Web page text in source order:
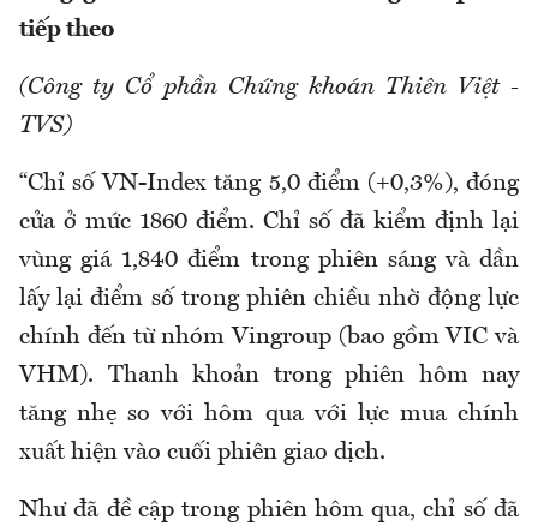
tiếp theo
(Công ty Cổ phần Chứng khoán Thiên Việt -
TVS)
“Chỉ số VN-Index tăng 5,0 điểm (+0,3%), đóng
cửa ở mức 1860 điểm. Chỉ số đã kiểm định lại
vùng giá 1,840 điểm trong phiên sáng và dần
lấy lại điểm số trong phiên chiều nhờ động lực
chính đến từ nhóm Vingroup (bao gồm VIC và
VHM). Thanh khoản trong phiên hôm nay
tăng nhẹ so với hôm qua với lực mua chính
xuất hiện vào cuối phiên giao dịch.
Như đã đề cập trong phiên hôm qua, chỉ số đã